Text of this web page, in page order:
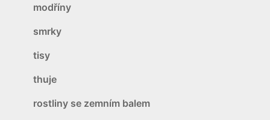
modříny
smrky
tisy
thuje
rostliny se zemním balem